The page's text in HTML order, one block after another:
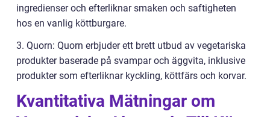
ingredienser och efterliknar smaken och saftigheten
hos en vanlig köttburgare.
3. Quorn: Quorn erbjuder ett brett utbud av vegetariska
produkter baserade på svampar och äggvita, inklusive
produkter som efterliknar kyckling, köttfärs och korvar.
Kvantitativa Mätningar om